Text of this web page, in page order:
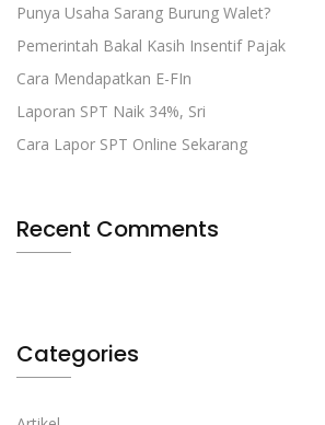
Punya Usaha Sarang Burung Walet?
Pemerintah Bakal Kasih Insentif Pajak
Cara Mendapatkan E-FIn
Laporan SPT Naik 34%, Sri
Cara Lapor SPT Online Sekarang
Recent Comments
Categories